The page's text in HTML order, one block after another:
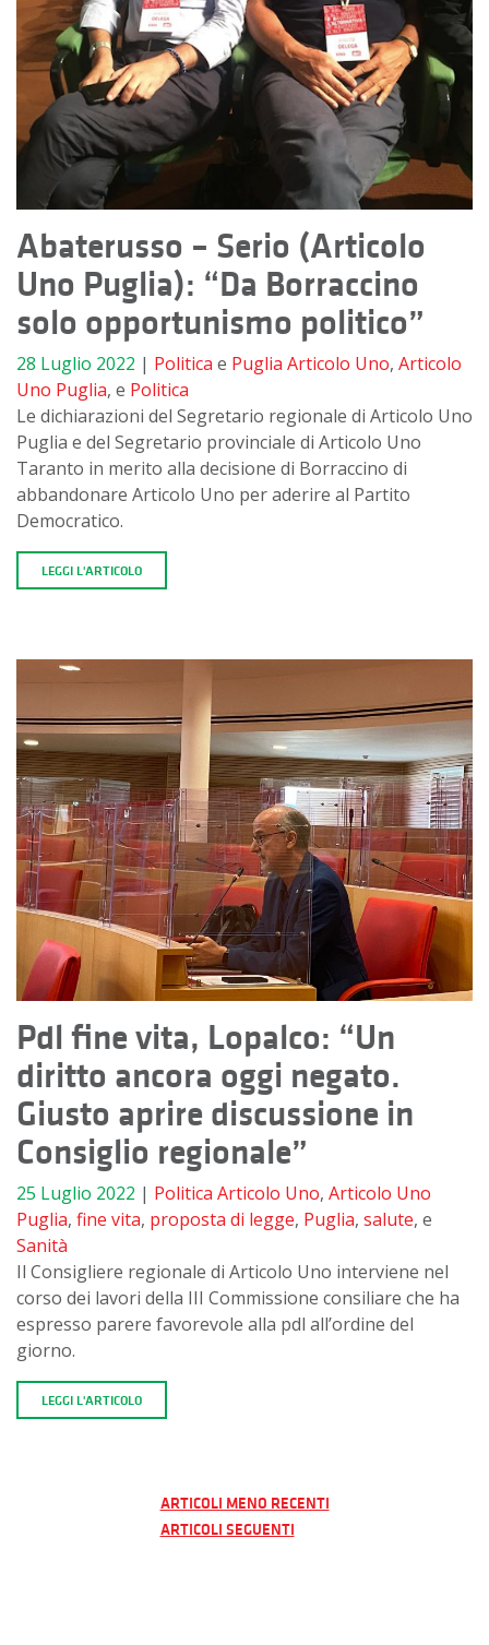
Abaterusso – Serio (Articolo
Uno Puglia): “Da Borraccino
solo opportunismo politico”
28 Luglio 2022 | Politica e Puglia Articolo Uno, Articolo
Uno Puglia, e Politica
Le dichiarazioni del Segretario regionale di Articolo Uno
Puglia e del Segretario provinciale di Articolo Uno
Taranto in merito alla decisione di Borraccino di
abbandonare Articolo Uno per aderire al Partito
Democratico.
LEGGI L'ARTICOLO
Pdl fine vita, Lopalco: “Un
diritto ancora oggi negato.
Giusto aprire discussione in
Consiglio regionale”
25 Luglio 2022 | Politica Articolo Uno, Articolo Uno
Puglia, fine vita, proposta di legge, Puglia, salute, e
Sanità
Il Consigliere regionale di Articolo Uno interviene nel
corso dei lavori della III Commissione consiliare che ha
espresso parere favorevole alla pdl all’ordine del
giorno.
LEGGI L'ARTICOLO
Navigazione
articoli
ARTICOLI MENO RECENTI
ARTICOLI SEGUENTI